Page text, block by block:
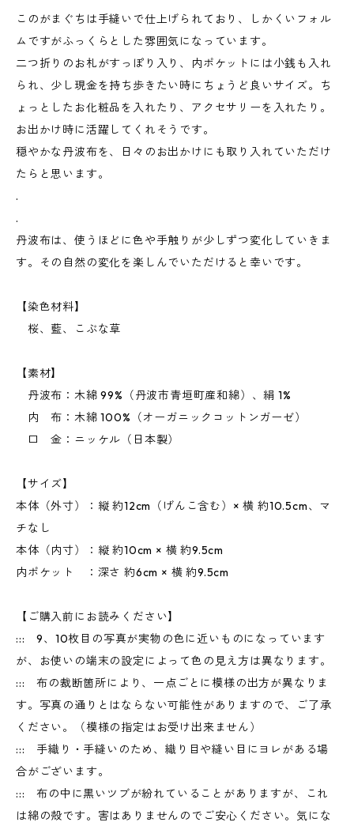
このがまぐちは手縫いで仕上げられており、しかくいフォル
ムですがふっくらとした雰囲気になっています。
二つ折りのお札がすっぽり入り、内ポケットには小銭も入れ
られ、少し現金を持ち歩きたい時にちょうど良いサイズ。ち
ょっとしたお化粧品を入れたり、アクセサリーを入れたり。
お出かけ時に活躍してくれそうです。
穏やかな丹波布を、日々のお出かけにも取り入れていただけ
たらと思います。
.
.
丹波布は、使うほどに色や手触りが少しずつ変化していきま
す。その自然の変化を楽しんでいただけると幸いです。
【染色材料】
桜、藍、こぶな草
【素材】
丹波布：木綿 99%（丹波市青垣町産和綿）、絹 1%
内 布：木綿 100%（オーガニックコットンガーゼ）
口 金：ニッケル（日本製）
【サイズ】
本体（外寸）：縦 約12cm（げんこ含む）× 横 約10.5cm、マ
チなし
本体（内寸）：縦 約10cm × 横 約9.5cm
内ポケット ：深さ 約6cm × 横 約9.5cm
【ご購入前にお読みください】
::: 9、10枚目の写真が実物の色に近いものになっています
が、お使いの端末の設定によって色の見え方は異なります。
::: 布の裁断箇所により、一点ごとに模様の出方が異なりま
す。写真の通りとはならない可能性がありますので、ご了承
ください。（模様の指定はお受け出来ません）
::: 手織り・手縫いのため、織り目や縫い目にヨレがある場
合がございます。
::: 布の中に黒いツブが紛れていることがありますが、これ
は綿の殻です。害はありませんのでご安心ください。気にな